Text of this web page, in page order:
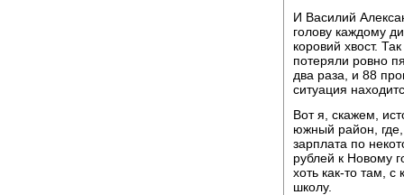
И Василий
голову каждому
коровий хвост.
потеряли ровно
два раза, и 88
ситуация
Вот я, скажем,
южный район,
зарплата по
рублей к Новому
хоть как-то там,
школу.